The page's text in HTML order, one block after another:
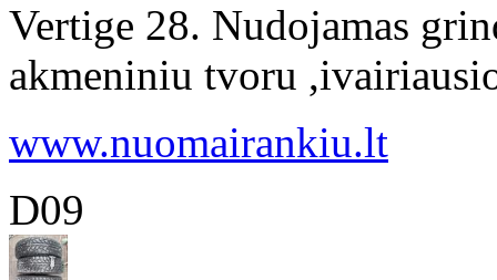
Vertige 28. Nudojamas
akmeniniu tvoru
www.nuomairankiu.lt
D09